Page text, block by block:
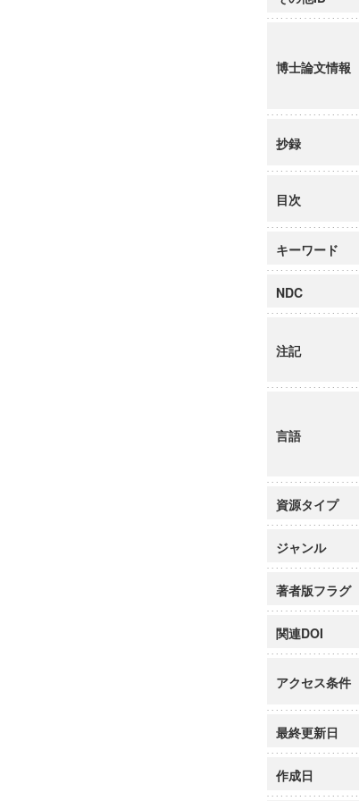
博士論文情報
抄録
目次
キーワード
NDC
注記
言語
資源タイプ
ジャンル
著者版フラグ
関連DOI
アクセス条件
最終更新日
作成日